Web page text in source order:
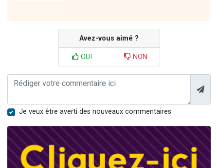
Avez-vous aimé ?
OUI NON
Je veux être averti des nouveaux commentaires